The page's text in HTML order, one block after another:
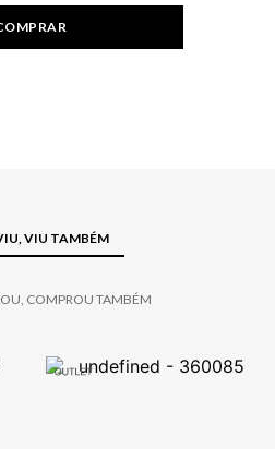
VIU TAMBÉM
COMPROU TAMBÉM